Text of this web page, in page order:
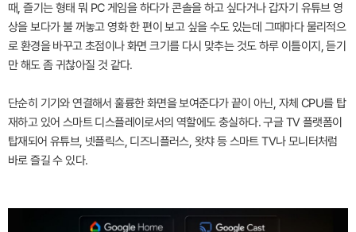
때, 즐기는 형태 뭐 PC 게임을 하다가 콘솔을 하고 싶다거나 갑자기 유튜브 영
상을 보다가 불 꺼놓고 영화 한 편이 보고 싶을 수도 있는데 그때마다 물리적으
로 환경을 바꾸고 초점이나 화면 크기를 다시 맞추는 것도 하루 이틀이지, 듣기
만 해도 좀 귀찮아질 것 같다.
단순히 기기와 연결해서 훌륭한 화면을 보여준다가 끝이 아닌, 자체 CPU를 탑
재하고 있어 스마트 디스플레이로서의 역할에도 충실하다. 구글 TV 플랫폼이
탑재되어 유튜브, 넷플릭스, 디즈니플러스, 왓챠 등 스마트 TV나 모니터처럼
바로 즐길 수 있다.